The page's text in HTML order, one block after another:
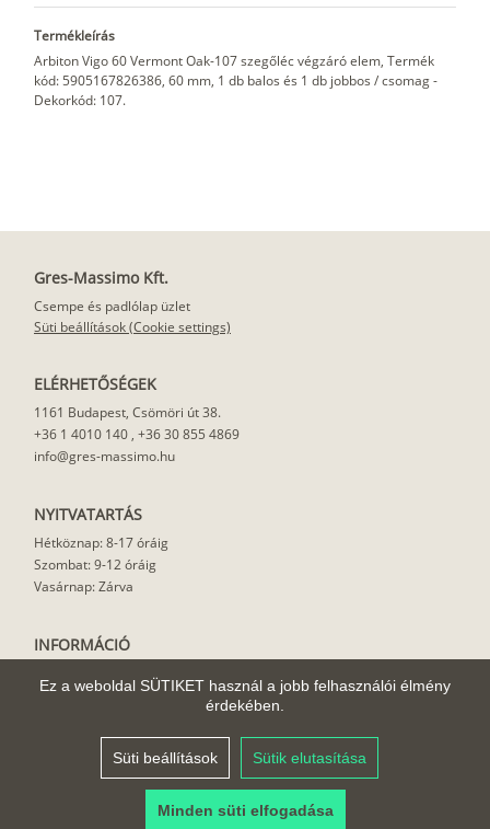
Ez a weboldal SÜTIKET használ a jobb felhasználói élmény
érdekében.
Süti beállítások Sütik elutasítása
Minden süti elfogadása
Termékleírás
Arbiton Vigo 60 Vermont Oak-107 szegőléc végzáró elem, Termék
kód: 5905167826386, 60 mm, 1 db balos és 1 db jobbos / csomag -
Dekorkód: 107.
Gres-Massimo Kft.
Csempe és padlólap üzlet
Süti beállítások (Cookie settings)
ELÉRHETŐSÉGEK
1161 Budapest, Csömöri út 38.
+36 1 4010 140, +36 30 855 4869
info@gres-massimo.hu
NYITVATARTÁS
Hétköznap: 8-17 óráig
Szombat: 9-12 óráig
Vasárnap: Zárva
INFORMÁCIÓ
Felhasználási javaslat